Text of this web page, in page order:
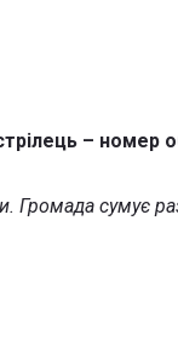
– номер
Громада сумує